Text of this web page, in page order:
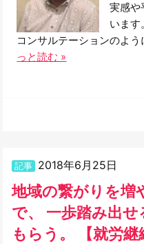
実感や
います
コンサルテーションのよ
っと読む »
記事 2018年6月25日
地域の繋がりを増
で、 一歩踏み出
もらう。 【就労